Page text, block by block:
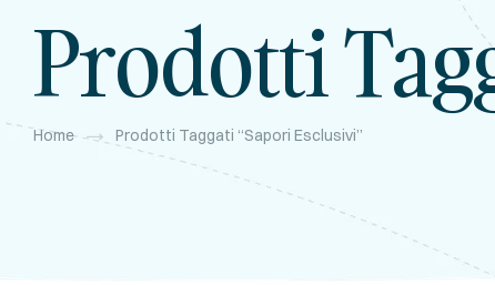
Prodotti
Home Prodotti Taggati “sapori Esclusivi”